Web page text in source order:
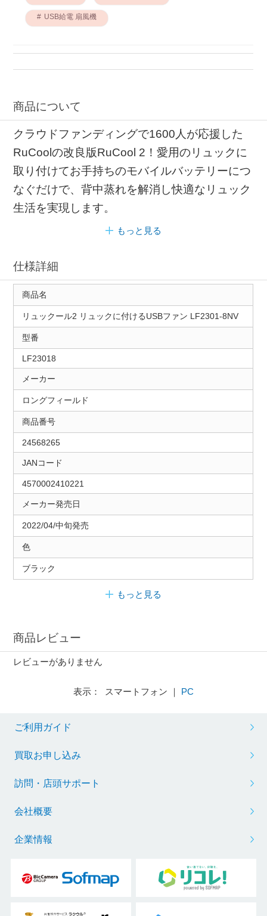
USB給電 扇風機
商品について
クラウドファンディングで1600人が応援した
RuCoolの改良版RuCool 2！愛用のリュックに
取り付けてお手持ちのモバイルバッテリーにつ
なぐだけで、背中蒸れを解消し快適なリュック
生活を実現します。
もっと見る
仕様詳細
商品名
リュックール2 リュックに付けるUSBファン LF2301-8NV
型番
LF23018
メーカー
ロングフィールド
商品番号
24568265
JANコード
4570002410221
メーカー発売日
2022/04/中旬発売
色
ブラック
もっと見る
商品レビュー
レビューがありません
表示： スマートフォン ｜ PC
ご利用ガイド
買取お申し込み
訪問・店頭サポート
会社概要
企業情報